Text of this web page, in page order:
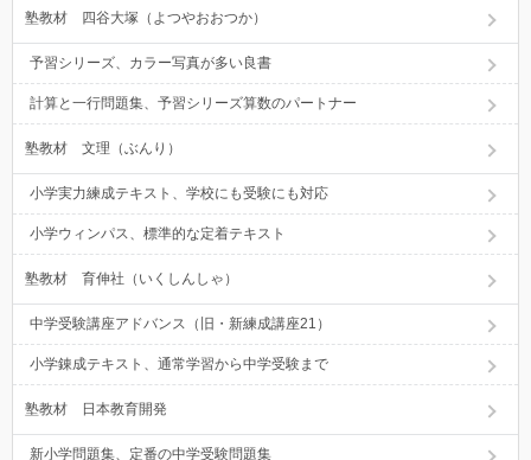
塾教材 四谷大塚（よつやおおつか）
予習シリーズ、カラー写真が多い良書
計算と一行問題集、予習シリーズ算数のパートナー
塾教材 文理（ぶんり）
小学実力練成テキスト、学校にも受験にも対応
小学ウィンパス、標準的な定着テキスト
塾教材 育伸社（いくしんしゃ）
中学受験講座アドバンス（旧・新練成講座21）
小学錬成テキスト、通常学習から中学受験まで
塾教材 日本教育開発
新小学問題集、定番の中学受験問題集